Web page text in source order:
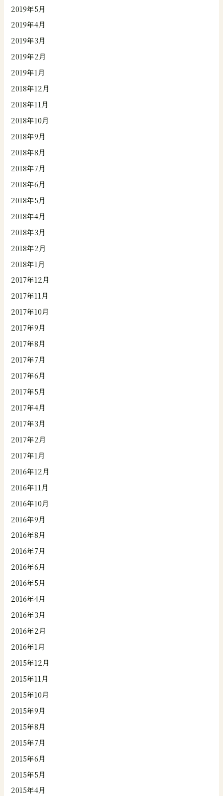
2019年5月
2019年4月
2019年3月
2019年2月
2019年1月
2018年12月
2018年11月
2018年10月
2018年9月
2018年8月
2018年7月
2018年6月
2018年5月
2018年4月
2018年3月
2018年2月
2018年1月
2017年12月
2017年11月
2017年10月
2017年9月
2017年8月
2017年7月
2017年6月
2017年5月
2017年4月
2017年3月
2017年2月
2017年1月
2016年12月
2016年11月
2016年10月
2016年9月
2016年8月
2016年7月
2016年6月
2016年5月
2016年4月
2016年3月
2016年2月
2016年1月
2015年12月
2015年11月
2015年10月
2015年9月
2015年8月
2015年7月
2015年6月
2015年5月
2015年4月